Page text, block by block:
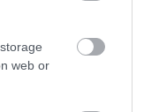
web or